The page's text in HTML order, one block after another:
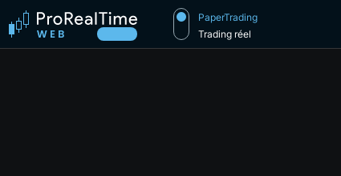
PaperTrading
Trading réel